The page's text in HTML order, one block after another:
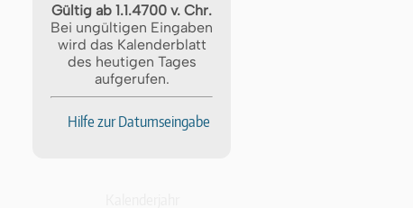
Gültig ab 1.1.4700 v. Chr.
Bei ungültigen Eingaben
wird das Kalenderblatt
des heutigen Tages
aufgerufen.
Hilfe zur Datumseingabe